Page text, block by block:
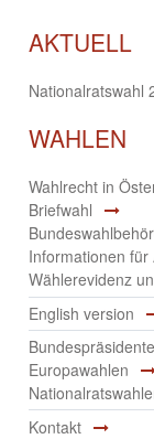
AKTUELL
Nationalratswahl
WAHLEN
Wahlrecht in
Briefwahl
Informationen
Wählerevidenz
English version
Europawahlen
Kontakt